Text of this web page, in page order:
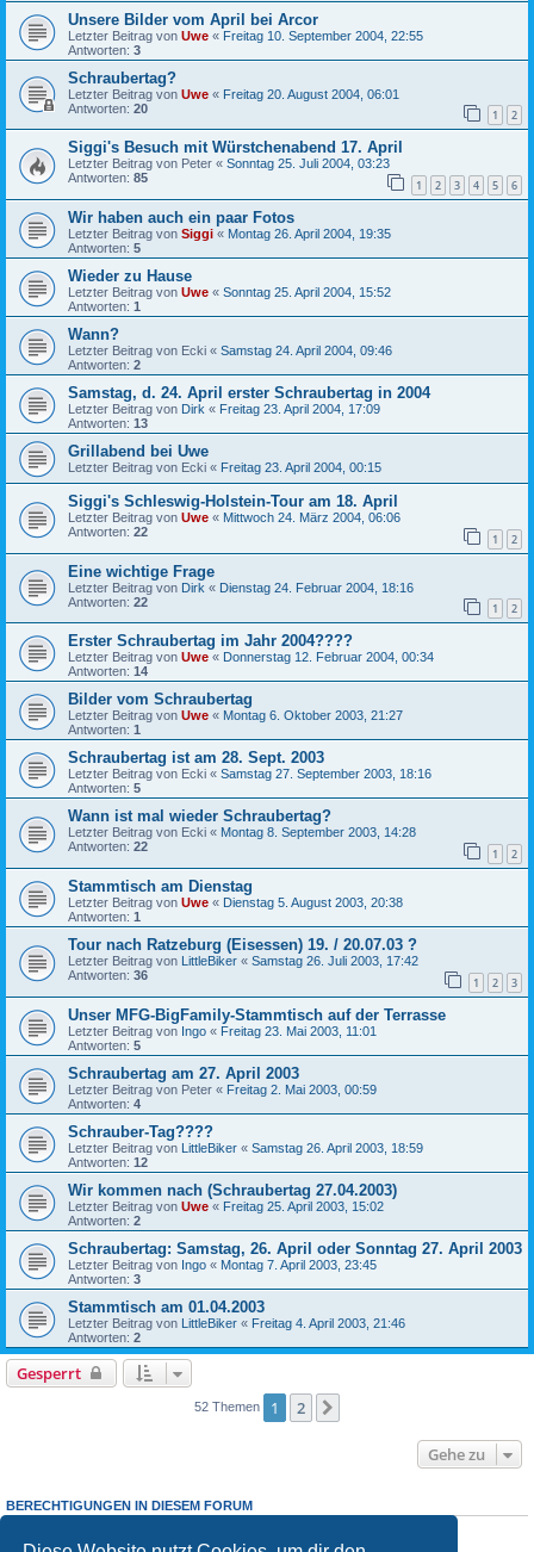
Unsere Bilder vom April bei Arcor
Letzter Beitrag von Uwe « Freitag 10. September 2004, 22:55
Antworten: 3
Schraubertag?
Letzter Beitrag von Uwe « Freitag 20. August 2004, 06:01
Antworten: 20 1 2
Siggi's Besuch mit Würstchenabend 17. April
Letzter Beitrag von Peter « Sonntag 25. Juli 2004, 03:23
Antworten: 85 1 2 3 4 5 6
Wir haben auch ein paar Fotos
Letzter Beitrag von Siggi « Montag 26. April 2004, 19:35
Antworten: 5
Wieder zu Hause
Letzter Beitrag von Uwe « Sonntag 25. April 2004, 15:52
Antworten: 1
Wann?
Letzter Beitrag von Ecki « Samstag 24. April 2004, 09:46
Antworten: 2
Samstag, d. 24. April erster Schraubertag in 2004
Letzter Beitrag von Dirk « Freitag 23. April 2004, 17:09
Antworten: 13
Grillabend bei Uwe
Letzter Beitrag von Ecki « Freitag 23. April 2004, 00:15
Siggi's Schleswig-Holstein-Tour am 18. April
Letzter Beitrag von Uwe « Mittwoch 24. März 2004, 06:06
Antworten: 22 1 2
Eine wichtige Frage
Letzter Beitrag von Dirk « Dienstag 24. Februar 2004, 18:16
Antworten: 22 1 2
Erster Schraubertag im Jahr 2004????
Letzter Beitrag von Uwe « Donnerstag 12. Februar 2004, 00:34
Antworten: 14
Bilder vom Schraubertag
Letzter Beitrag von Uwe « Montag 6. Oktober 2003, 21:27
Antworten: 1
Schraubertag ist am 28. Sept. 2003
Letzter Beitrag von Ecki « Samstag 27. September 2003, 18:16
Antworten: 5
Wann ist mal wieder Schraubertag?
Letzter Beitrag von Ecki « Montag 8. September 2003, 14:28
Antworten: 22 1 2
Stammtisch am Dienstag
Letzter Beitrag von Uwe « Dienstag 5. August 2003, 20:38
Antworten: 1
Tour nach Ratzeburg (Eisessen) 19. / 20.07.03 ?
Letzter Beitrag von LittleBiker « Samstag 26. Juli 2003, 17:42
Antworten: 36 1 2 3
Unser MFG-BigFamily-Stammtisch auf der Terrasse
Letzter Beitrag von Ingo « Freitag 23. Mai 2003, 11:01
Antworten: 5
Schraubertag am 27. April 2003
Letzter Beitrag von Peter « Freitag 2. Mai 2003, 00:59
Antworten: 4
Schrauber-Tag????
Letzter Beitrag von LittleBiker « Samstag 26. April 2003, 18:59
Antworten: 12
Wir kommen nach (Schraubertag 27.04.2003)
Letzter Beitrag von Uwe « Freitag 25. April 2003, 15:02
Antworten: 2
Schraubertag: Samstag, 26. April oder Sonntag 27. April 2003
Letzter Beitrag von Ingo « Montag 7. April 2003, 23:45
Antworten: 3
Stammtisch am 01.04.2003
Letzter Beitrag von LittleBiker « Freitag 4. April 2003, 21:46
Antworten: 2
Gesperrt
52 Themen 1 2
Gehe zu
BERECHTIGUNGEN IN DIESEM FORUM
Du darfst keineAntworten zu Themen in diesem Forum erstellen.